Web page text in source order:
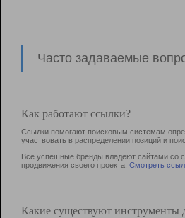
Часто задаваемые
Как работают ссылки?
Ссылки помогают поисковым системам
участвовать в раcпределении позиций и
Все успешные бренды владеют сайтами со
продвижения своего проекта. Смотреть
Какие существуют инструменты